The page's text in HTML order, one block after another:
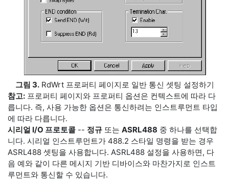
그림 3.RdWrt 프로퍼티 페이지로 일반 통신 셋팅 설정하기
참고: 프로퍼티 페이지와 프로퍼티 옵션은 컨텍스트에 따라 다
릅니다. 즉, 사용 가능한 옵션은 통신하려는 인스트루먼트 타입
에 따라 다릅니다.
시리얼 I/O 프로토콜 -- 정규 또는 ASRL488 중 하나를 선택합
니다. 시리얼 인스트루먼트가 488.2 스타일 명령을 받는 경우
ASRL488 셋팅을 사용합니다. ASRL488 설정을 사용하면, 다
음 예와 같이 다른 메시지 기반 디바이스와 마찬가지로 인스트
루먼트와 통신할 수 있습니다.